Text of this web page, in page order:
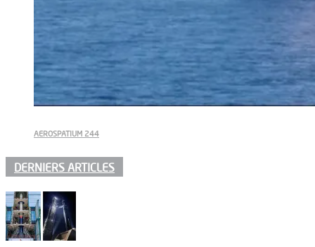
AEROSPATIUM 244
DERNIERS ARTICLES